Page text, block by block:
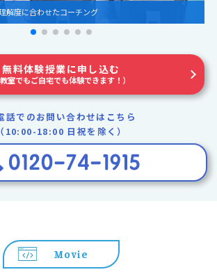
ィック
無料体験授業に申し込む
教室でもご自宅でも体験できます！）
話でのお問い合わせはこちら
（10:00-18:00 日祝を除く）
Movie